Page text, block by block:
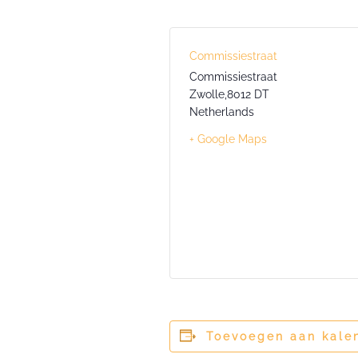
Commissiestraat
Commissiestraat
Zwolle,8012 DT
Netherlands
+ Google Maps
Toevoegen aan